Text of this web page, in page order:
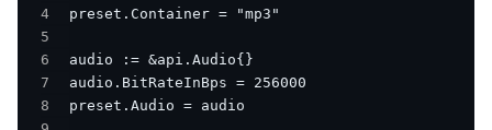
4
5
6
7
8